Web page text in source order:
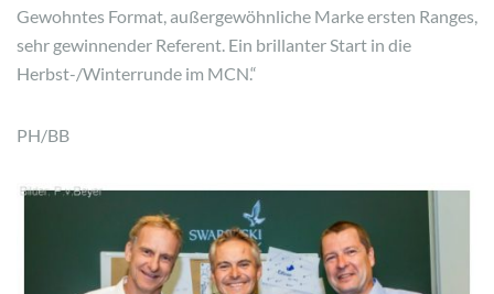
Gewohntes Format, außergewöhnliche Marke ersten Ranges,
sehr gewinnender Referent. Ein brillanter Start in die
Herbst-/Winterrunde im MCN.“
PH/BB